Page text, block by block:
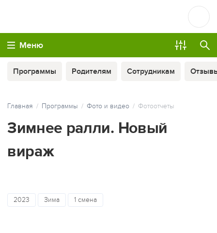
Меню
Программы Родителям Сотрудникам
Главная Программы Фото и видео Фотоотчеты
Зимнее ралли. Новый
вираж
2023 Зима 1 смена